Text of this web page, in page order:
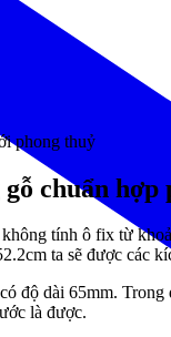
phong thuỷ
chuẩn hợp
tính ô fix từ
ta sẽ được các
độ dài 65mm. Trong
là được.